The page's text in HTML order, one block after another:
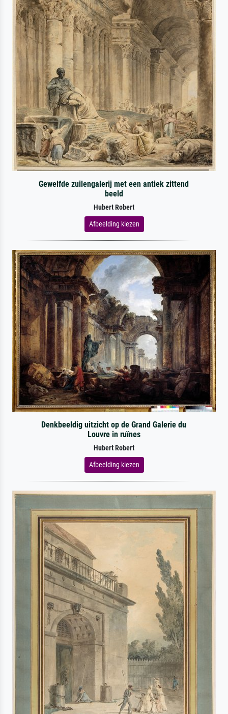
Gewelfde zuilengalerij met een antiek zittend
beeld
Hubert Robert
Afbeelding kiezen
Denkbeeldig uitzicht op de Grand Galerie du
Louvre in ruïnes
Hubert Robert
Afbeelding kiezen